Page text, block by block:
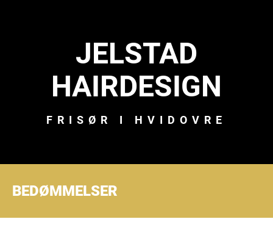
JELSTAD
HAIRDESIGN
FRISØR I HVIDOVRE
BEDØMMELSER